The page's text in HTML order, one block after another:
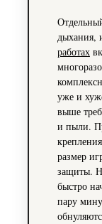
дыхания,
работах
уже и
выше
и пыли.
размер
защиты.
быстро
пару